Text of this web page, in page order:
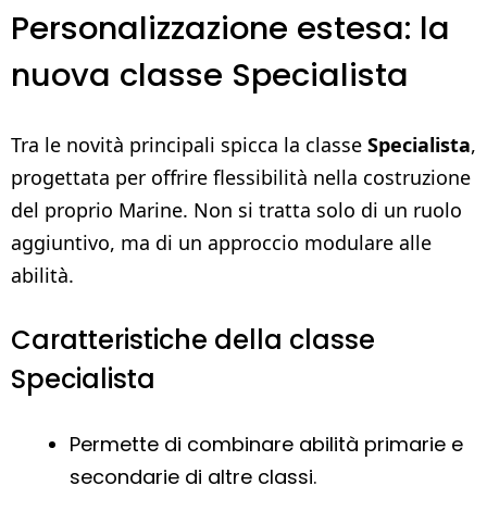
Personalizzazione estesa: la
nuova classe Specialista
Tra le novità principali spicca la classe Specialista,
progettata per offrire flessibilità nella costruzione
del proprio Marine. Non si tratta solo di un ruolo
aggiuntivo, ma di un approccio modulare alle
abilità.
Caratteristiche della classe
Specialista
Permette di combinare abilità primarie e
secondarie di altre classi.